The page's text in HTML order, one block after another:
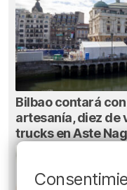
Bilbao contará
artesanía, diez de
trucks en Aste